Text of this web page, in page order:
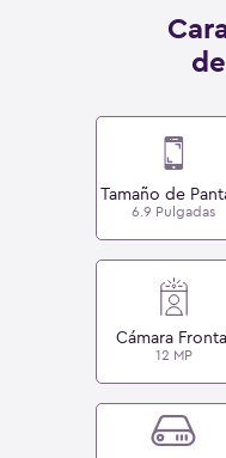
Tamaño de
6.9 Pulgadas
Cámara Frontal
12 MP